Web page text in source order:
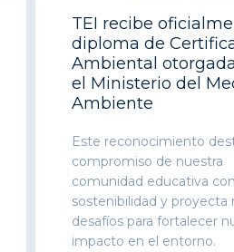
TEI recibe
diploma de
Ambiental
el Ministerio del
Ambiente
Este reconocimiento
compromiso de nuestra
comunidad educativa
sostenibilidad y proyecta
desafíos para fortalecer
impacto en el entorno.